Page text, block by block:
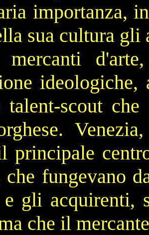
importanza,
sua cultura
mercanti
talent-scout
Venezia
principale
che fungevano
e gli acquirenti,
che il